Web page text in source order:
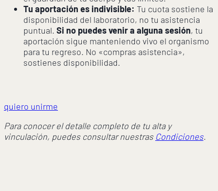
Tu aportación es indivisible: Tu cuota sostiene la
disponibilidad del laboratorio, no tu asistencia
puntual. Si no puedes venir a alguna sesión, tu
aportación sigue manteniendo vivo el organismo
para tu regreso. No «compras asistencia»,
sostienes disponibilidad.
quiero unirme
Para conocer el detalle completo de tu alta y
vinculación, puedes consultar nuestras Condiciones.